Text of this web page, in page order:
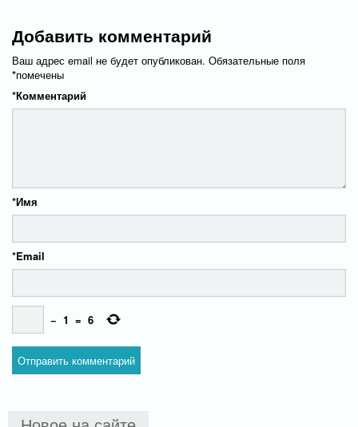
Добавить комментарий
Ваш адрес email не будет опубликован. Обязательные поля
помечены
*
Комментарий
*
Имя
*
Email
*
− 1 = 6